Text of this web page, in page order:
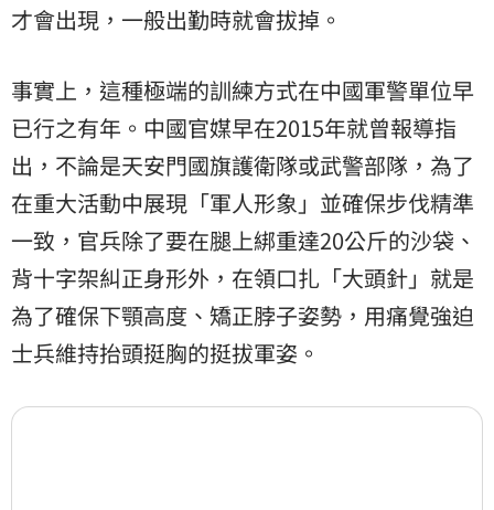
才會出現，一般出勤時就會拔掉。
事實上，這種極端的訓練方式在中國軍警單位早
已行之有年。中國官媒早在2015年就曾報導指
出，不論是天安門國旗護衛隊或武警部隊，為了
在重大活動中展現「軍人形象」並確保步伐精準
一致，官兵除了要在腿上綁重達20公斤的沙袋、
背十字架糾正身形外，在領口扎「大頭針」就是
為了確保下顎高度、矯正脖子姿勢，用痛覺強迫
士兵維持抬頭挺胸的挺拔軍姿。